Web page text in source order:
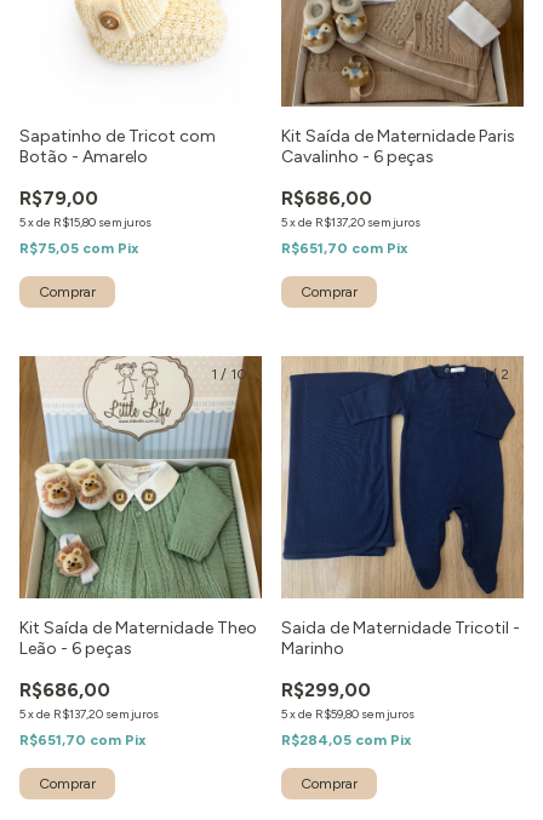
Sapatinho de Tricot com
Botão - Amarelo
R$79,00
5xde R$15,80 sem juros
R$75,05 com Pix
Kit Saída de Maternidade Paris
Cavalinho - 6 peças
R$686,00
5xde R$137,20 sem juros
R$651,70 com Pix
1 / 10
Kit Saída de Maternidade Theo
Leão - 6 peças
R$686,00
5xde R$137,20 sem juros
R$651,70 com Pix
Comprar
1/2
Saida de Maternidade Tricotil -
Marinho
R$299,00
5xde R$59,80 sem juros
R$284,05 com Pix
Comprar